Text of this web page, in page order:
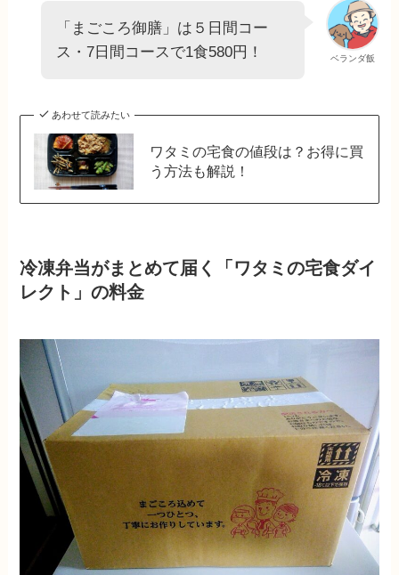
ベランダ飯
「まごころ御膳」は５日間コー
ス・7日間コースで1食580円！
あわせて読みたい
ワタミの宅食の値段は？お得に買
う方法も解説！
冷凍弁当がまとめて届く「ワタミの宅食ダイ
レクト」の料金